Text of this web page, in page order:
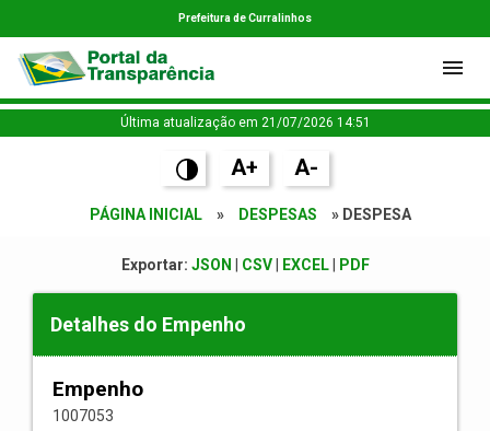
Prefeitura de Curralinhos
Última atualização em 21/07/2026 14:51
A+ A-
PÁGINA INICIAL » DESPESAS » DESPESA
Exportar: JSON CSV| EXCEL| PDF
Detalhes do Empenho
Empenho
1007053